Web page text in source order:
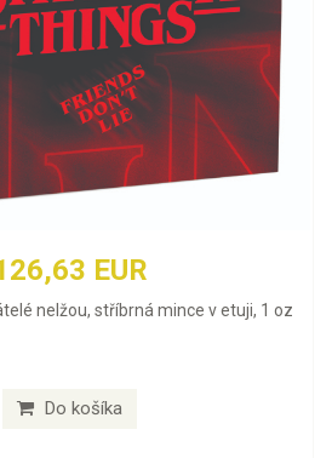
EUR
nelžou, stříbrná mince v etuji, 1 oz
Do košíka